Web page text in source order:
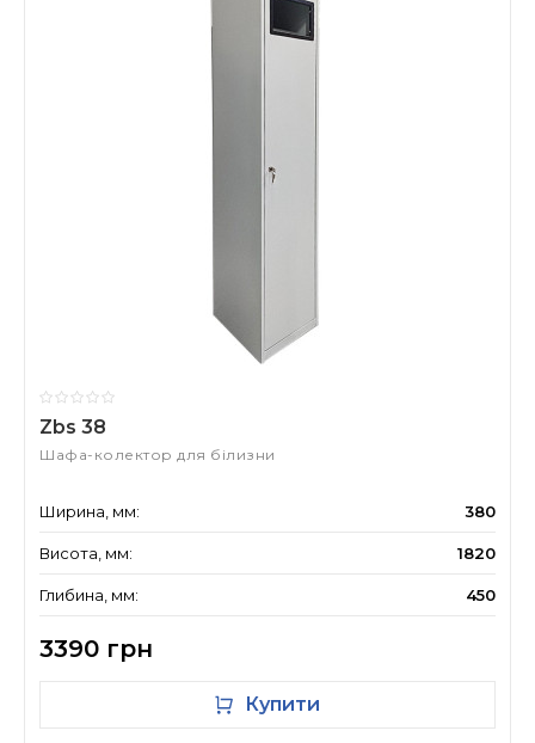
Zbs 38
Шафа-колектор для білизни
Ширина, мм: 380
Висота, мм: 1820
Глибина, мм: 450
3390 грн
Купити